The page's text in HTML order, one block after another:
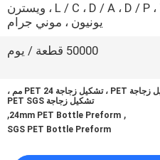
L / C ، D / A ، D / P ، T / T ، ويسترن
يونيون ، موني جرام
50000 قطعة / يوم
24/410 تشكيل زجاجة PET ، تشكيل زجاجة PET 24 مم ،
تشكيل زجاجة PET SGS
,
24mm PET Bottle Preform
,
SGS PET Bottle Preform